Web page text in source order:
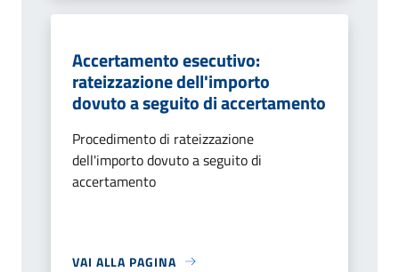
Accertamento esecutivo:
rateizzazione dell'importo
dovuto a seguito di accertamento
Procedimento di rateizzazione
dell'importo dovuto a seguito di
accertamento
VAI ALLA PAGINA